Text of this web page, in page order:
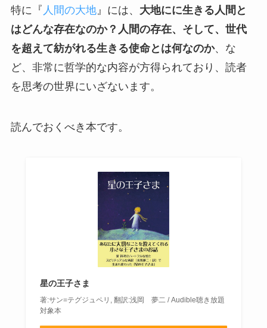
特に『 人間の大地』には、 大地にに生きる人間と
はどんな存在なのか？人間の存在、そして、世代
を超えて紡がれる生きる使命とは何なのか、な
ど、非常に哲学的な内容が方得られており、読者
を思考の世界にいざないます。
読んでおくべき本です。
星の王子さま
著:サン=テグジュペリ, 翻訳:浅岡 夢二 / Audible聴き放題
対象本